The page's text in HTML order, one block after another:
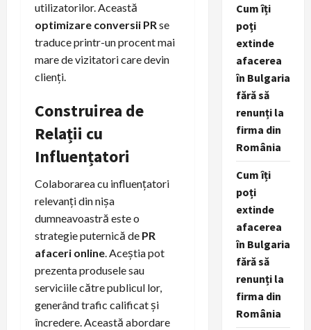
utilizatorilor. Această
optimizare conversii PRse
traduce printr-un procent mai
mare de vizitatori care devin
clienți.
Construirea de
Relații cu
Influențatori
Colaborarea cu influențatori
relevanți din nișa
dumneavoastră este o
strategie puternică de PR
afaceri online. Aceștia pot
prezenta produsele sau
serviciile către publicul lor,
generând trafic calificat și
încredere. Această abordare
Cum îți
poți
extinde
afacerea
în Bulgaria
fără să
renunți la
firma din
România
Cum îți
poți
extinde
afacerea
în Bulgaria
fără să
renunți la
firma din
România